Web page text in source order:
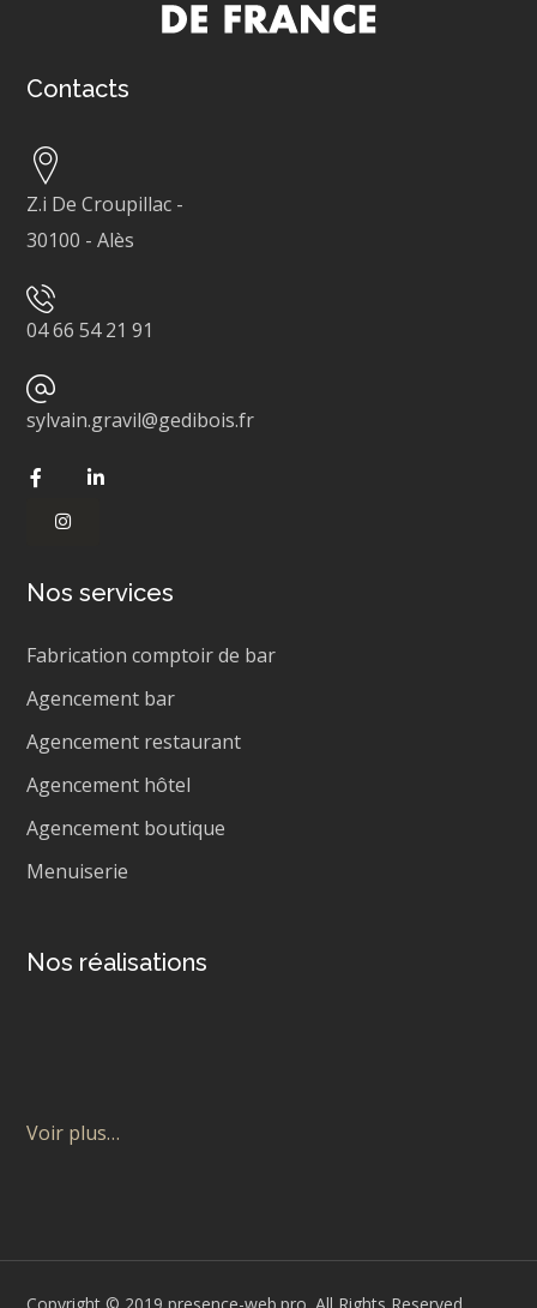
Contacts
Z.i De Croupillac -
30100 -Alès
04 66 54 21 91
sylvain.gravil@gedibois.fr
Nos services
Fabrication comptoir de bar
Agencement bar
Agencement restaurant
Agencement hôtel
Agencement boutique
Menuiserie
Nos réalisations
Voir plus…